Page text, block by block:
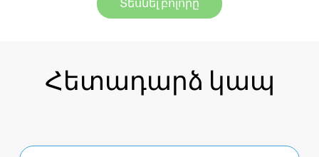
Տեսնել բոլորը
Հետադարձ կապ